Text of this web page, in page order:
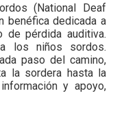
(National Deaf
benéfica dedicada a
de pérdida auditiva.
los niños sordos.
paso del camino,
la sordera hasta la
y apoyo,